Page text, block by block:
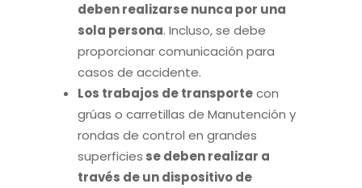
deben realizarse nunca por una
sola persona. Incluso, se debe
proporcionar comunicación para
casos de accidente.
Los trabajos de transportecon
grúas o carretillas de Manutención y
rondas de control en grandes
superficies se deben realizar a
través de un dispositivo de